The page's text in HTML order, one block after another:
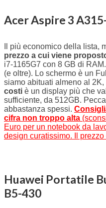
Acer Aspire 3
Il più economico della lista,
prezzo a cui viene
i7-1165G7 con 8 GB di
(e oltre). Lo schermo è un
siamo abituati almeno al 2K,
costi è un display più che
sufficiente, da 512GB.
abbastanza spessi.
cifra non troppo alta
Euro per un notebook da
design curatissimo. Il
Huawei Portatile
B5-430